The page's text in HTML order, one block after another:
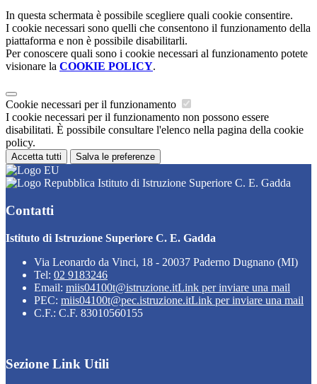
In questa schermata è possibile scegliere quali cookie consentire.
I cookie necessari sono quelli che consentono il funzionamento della
piattaforma e non è possibile disabilitarli.
Per conoscere quali sono i cookie necessari al funzionamento potete
visionare la COOKIE POLICY.
Cookie necessari per il funzionamento
I cookie necessari per il funzionamento non possono essere
disabilitati. È possibile consultare l'elenco nella pagina della cookie
policy.
Accetta tutti Salva le preferenze
Istituto di Istruzione Superiore C. E. Gadda
Contatti
Istituto di Istruzione Superiore C. E. Gadda
Via Leonardo da Vinci, 18 - 20037 Paderno Dugnano (MI)
Tel: 02 9183246
Email: miis04100t@istruzione.itLink per inviare una mail
PEC: miis04100t@pec.istruzione.itLink per inviare una mail
C.F.: C.F. 83010560155
Sezione Link Utili